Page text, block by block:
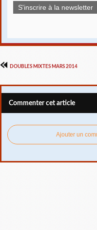
S'inscrire à la newsletter
DOUBLES MIXTES MARS 2014
Commenter cet article
Ajouter un